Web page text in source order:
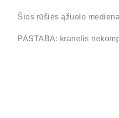
Šios rūšies ąžuolo
PASTABA: kranelis